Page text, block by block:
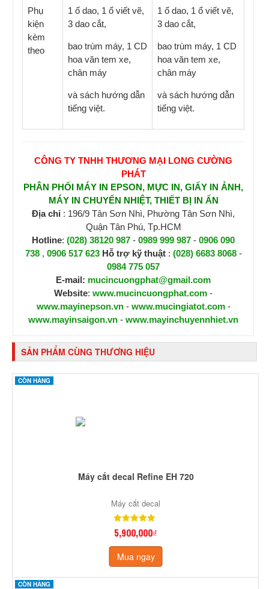
Phụ
kiện
kèm
theo
1 ổ dao, 1 ổ viết vẽ,
3 dao cắt,
bao trùm máy, 1 CD
hoa văn tem xe,
chân máy
và sách hướng dẫn
tiếng việt.
1 ổ dao, 1 ổ viết vẽ,
3 dao cắt,
bao trùm máy, 1 CD
hoa văn tem xe,
chân máy
và sách hướng dẫn
tiếng việt.
CÔNG TY TNHH THƯƠNG MẠI LONG CƯỜNG
PHÁT
PHÂN PHỐI MÁY IN EPSON, MỰC IN, GIẤY IN ẢNH,
MÁY IN CHUYỂN NHIỆT, THIẾT BỊ IN ẤN
Địa chỉ : 196/9 Tân Sơn Nhì, Phường Tân Sơn Nhì,
Quận Tân Phú, Tp.HCM
Hotline: (028) 38120 987 - 0989 999 987 - 0906 090
738, 0906 517 623 Hỗ trợ kỹ thuật : (028) 6683 8068-
0984 775 057
E-mail: mucincuongphat@gmail.com
Website: www.mucincuongphat.com -
www.mayinepson.vn- www.mucingiatot.com-
www.mayinsaigon.vn - www.mayinchuyennhiet.vn
SẢN PHẨM CÙNG THƯƠNG HIỆU
CÒN HÀNG
Máy cắt decal Refine EH 720
Máy cắt decal
5,900,000₫
Mua ngay
CÒN HÀNG